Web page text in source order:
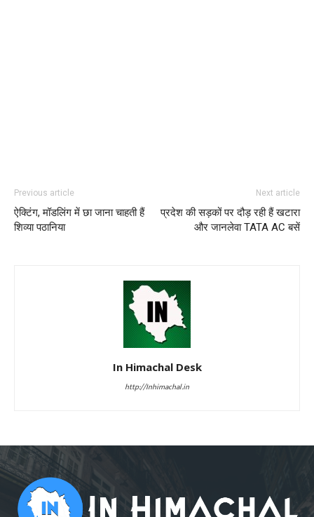
Previous article
ऐक्टिंग, मॉडलिंग में छा जाना चाहती हैं
शिव्या पठानिया
Next article
प्रदेश की सड़कों पर दौड़ रही हैं खटारा
और जानलेवा TATA AC बसें
In Himachal Desk
http://Inhimachal.in